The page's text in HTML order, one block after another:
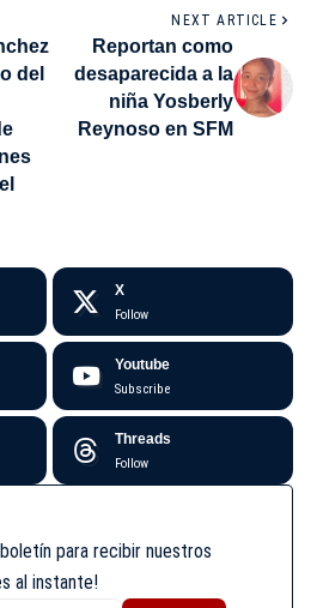
del
NEXT ARTICLE
Reportan como
desaparecida a la
niña Yosberly
Reynoso en SFM
X
Follow
Youtube
Subscribe
Threads
Follow
para recibir nuestros
al instante!